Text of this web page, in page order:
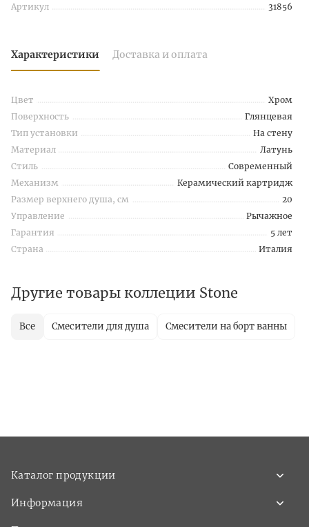
Артикул 31856
Характеристики Доставка и оплата
Цвет
Хром
Поверхность
Глянцевая
Тип установки
На стену
Материал
Латунь
Стиль
Современный
Механизм
Керамический картридж
Размер верхнего душа, см
20
Управление
Рычажное
Гарантия
5 лет
Страна
Италия
Другие товары коллеции Stone
Все Смесители для душа Смесители на борт ванны
Каталог продукции
Информация